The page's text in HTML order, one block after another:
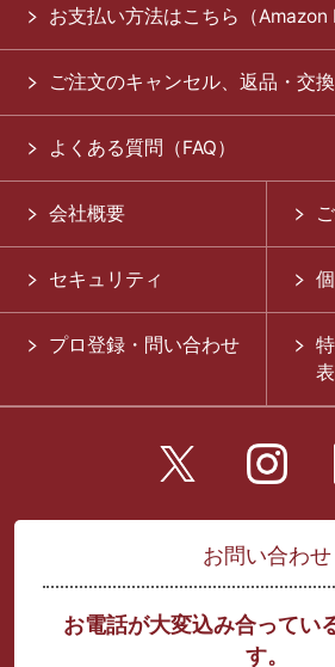
お支払い方法はこちら（Amazon
ご注文のキャンセル、返品・交
よくある質問（FAQ）
会社概要
セキュリティ
プロ登録・問い合わせ
お問い合わせ
お電話が大変込み合ってい
す。